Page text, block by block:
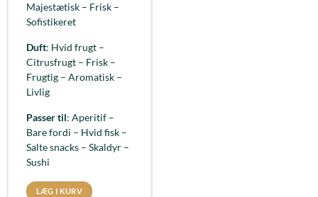
Majestætisk – Frisk –
Sofistikeret
Duft: Hvid frugt –
Citrusfrugt – Frisk –
Frugtig – Aromatisk –
Livlig
Passer til: Aperitif –
Bare fordi – Hvid fisk –
Salte snacks – Skaldyr –
Sushi
LÆG I KURV